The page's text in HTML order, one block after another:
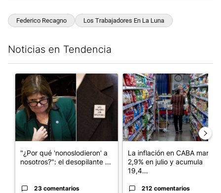
Federico Recagno Los Trabajadores En La Luna
Noticias en Tendencia
Un artículo de tendencia con el título ""¿Por qué
"¿Por qué 'nonoslodieron' a
nosotros?": el desopilante ...
23 comentarios
Un artículo de tendencia con
La inflación en CABA marcó
2,9% en julio y acumula
19,4...
212 comentarios